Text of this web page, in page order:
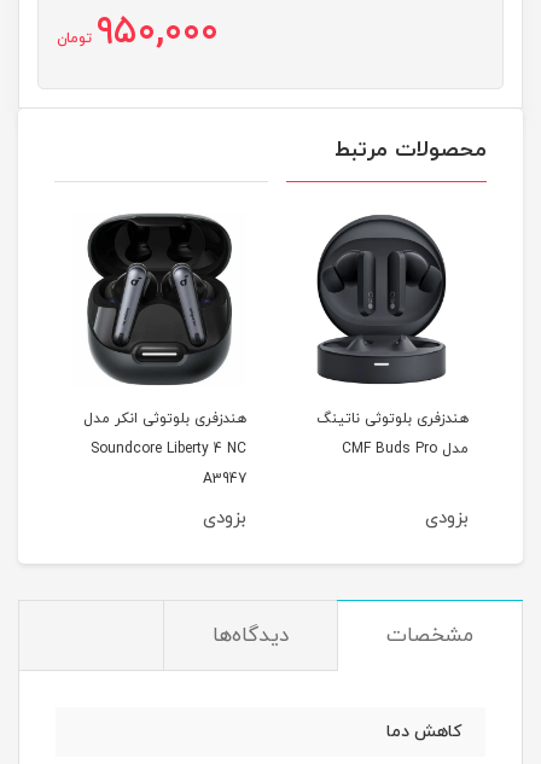
950,000 تومان
محصولات مرتبط
هندزفری بلوتوثی ناتینگ
مدل CMF Buds Pro
بزودی
هندزفری بلوتوثی انکر مدل
Soundcore Liberty 4 NC
A3947
بزودی
مشخصات دیدگاه‌ها
کاهش دما